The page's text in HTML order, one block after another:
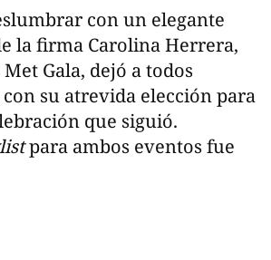
con un elegante
la firma Carolina Herrera,
Gala, dejó a todos
su atrevida elección para
que siguió.
para ambos eventos fue